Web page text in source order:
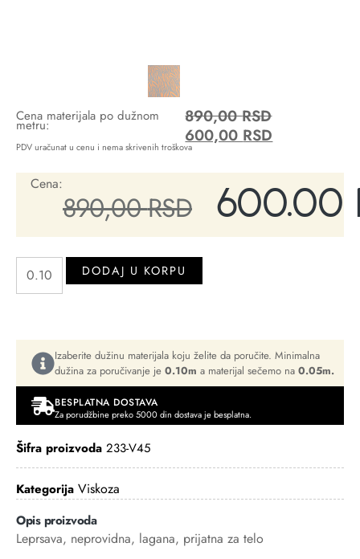
Cena materijala po dužnom
metru: 890,00RSD
600,00 RSD
PDV uračunat u cenu i nema skrivenih troškova
Cena:
890,00RSD 600,00
DODAJ U KORPU
Izaberite dužinu materijala koju želite da poručite. Minimalna
dužina za poručivanje je 0.10m a materijal sečemo na 0.05m.
BESPLATNA DOSTAVA
Za porudžbine preko 5000 din dostava je besplatna.
Šifra proizvoda 233-V45
Kategorija Viskoza
Opis proizvoda
Leprsava, neprovidna, lagana, prijatna za telo